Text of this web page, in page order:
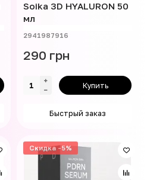
Soika 3D HYALURON 50
мл
2941987916
290 грн
Купить
Быстрый заказ
Скидка -5%